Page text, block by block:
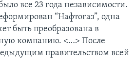
все 23 года независимости.
“Нафтогаз”, одна
быть преобразована в
компанию. <…> После
правительством всей